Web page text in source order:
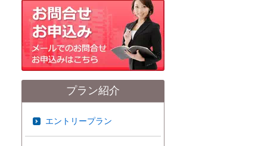
ブ
プラン紹介
エントリープラン